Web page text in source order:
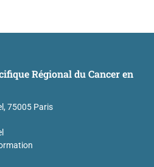
Régional du Cancer en
75005 Paris